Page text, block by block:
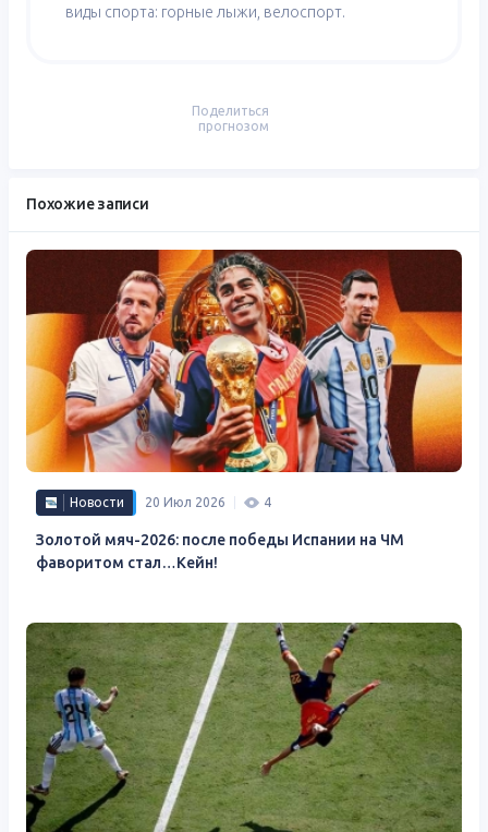
виды спорта: горные лыжи, велоспорт.
Поделиться
прогнозом
Похожие записи
Новости 20 Июл 2026 4
Золотой мяч-2026: после победы Испании на ЧМ
фаворитом стал…Кейн!